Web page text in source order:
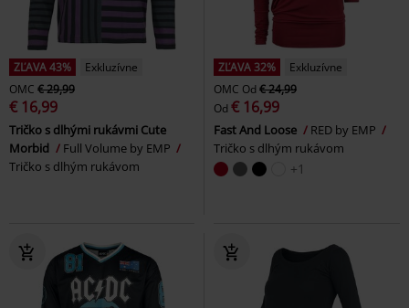
ZĽAVA 43%
Exkluzívne
OMC € 29,99
€ 16,99
Tričko s dlhými rukávmi Cute
Morbid
Full Volume by EMP
Tričko s dlhým rukávom
ZĽAVA 32%
Exkluzívne
OMC Od € 24,99
Od € 16,99
Fast And Loose
RED by EMP
Tričko s dlhým rukávom
+1